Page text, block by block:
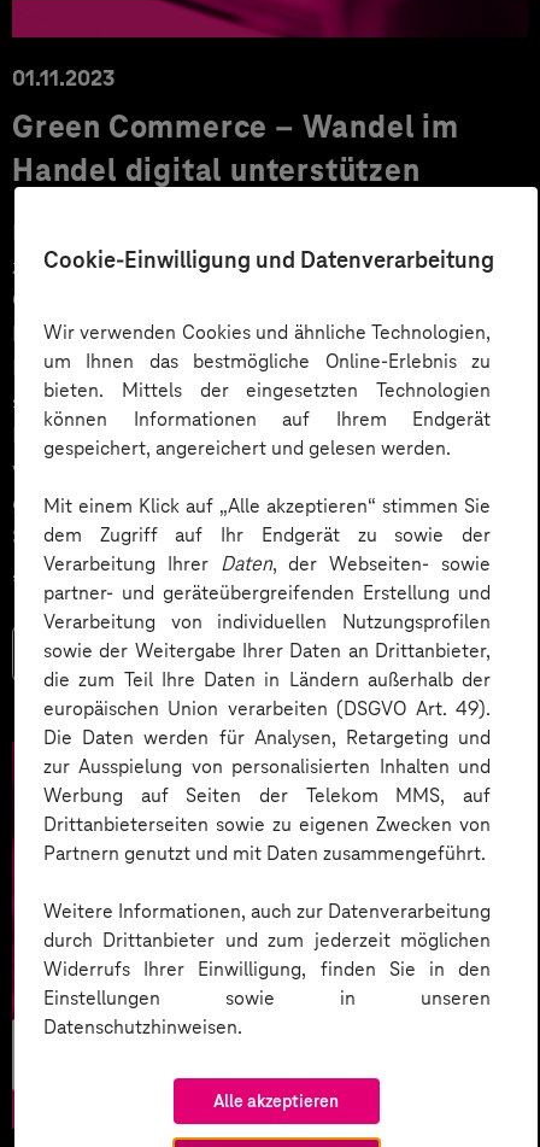
Cookie-Einwilligung und Datenverarbeitung
Wir verwenden Cookies und ähnliche Technologien,
um Ihnen das bestmögliche Online-Erlebnis zu
bieten. Mittels der eingesetzten Technologien
können Informationen auf Ihrem Endgerät
gespeichert, angereichert und gelesen werden.
Mit einem Klick auf „Alle akzeptieren“ stimmen Sie
dem Zugriff auf Ihr Endgerät zu sowie der
Verarbeitung Ihrer Daten, der Webseiten- sowie
partner- und geräteübergreifenden Erstellung und
Verarbeitung von individuellen Nutzungsprofilen
sowie der Weitergabe Ihrer Daten an Drittanbieter,
die zum Teil Ihre Daten in Ländern außerhalb der
europäischen Union verarbeiten (DSGVO Art. 49).
Die Daten werden für Analysen, Retargeting und
zur Ausspielung von personalisierten Inhalten und
Werbung auf Seiten der Telekom MMS, auf
Drittanbieterseiten sowie zu eigenen Zwecken von
Partnern genutzt und mit Daten zusammengeführt.
Weitere Informationen, auch zur Datenverarbeitung
durch Drittanbieter und zum jederzeit möglichen
Widerrufs Ihrer Einwilligung, finden Sie in den
Einstellungen sowie in unseren
Datenschutzhinweisen.
Alle akzeptieren
01.11.2023
Green Commerce – Wandel im
Handel digital unterstützen
Nachhaltigkeit und Handel – passt das überhaupt
zusammen? Gesetzliche Vorgaben von der EU, wie der
Green Deal, wurden dazu bereits verabschiedet und
beinhalten auch Richtlinien zur Kreislaufwirtschaft im
Handel. Dem gegenüber steht die Realität: Eine
steigende Nachfrage nach billig hergestellten
Produkten, wachsender Verpackungsmüll und immer
wieder Missachtungen von Menschenrechten entlang
globaler Lieferketten. Um dieses kontroverse
Spannungsfeld geht es in der aktuellen Podcast-Folge
„Ausgesprochen digital“.
Mehr lesen
Business